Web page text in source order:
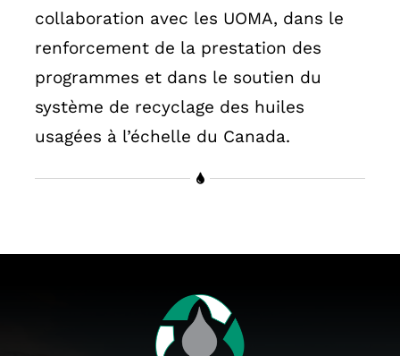
collaboration avec les UOMA, dans le
renforcement de la prestation des
programmes et dans le soutien du
système de recyclage des huiles
usagées à l’échelle du Canada.